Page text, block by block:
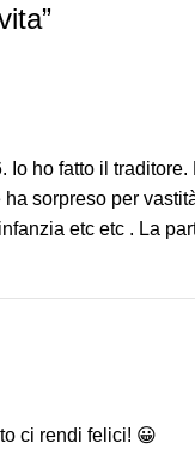
”
Io ho fatto il
ha sorpreso per
etc etc . La
ci rendi felici! 😀